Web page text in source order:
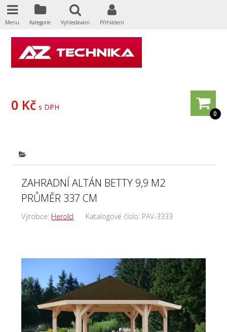
0
0 Kč s DPH
ZAHRADNÍ ALTÁN BETTY 9,9 M2
PRŮMĚR 337 CM
Výrobce: Herold Katalogové číslo: PAV-3333
Menu Kategorie Vyhledávání Přihlášení